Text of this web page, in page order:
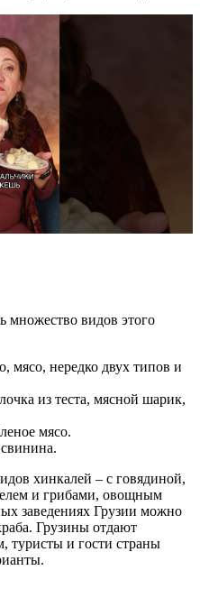
множество видов этого
мясо, нередко двух типов и
из теста, мясной шарик,
мясо.
хинкалей – с говядиной,
и грибами, овощным
заведениях Грузии можно
Грузины отдают
туристы и гости страны